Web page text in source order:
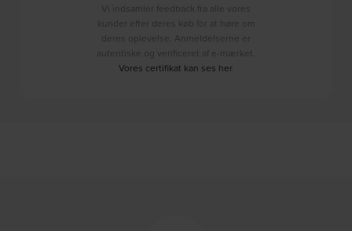
Vi indsamler feedback fra alle vores
kunder efter deres køb for at høre om
deres oplevelse. Anmeldelserne er
autentiske og verificeret af e-mærket.
Vores certifikat kan ses her.